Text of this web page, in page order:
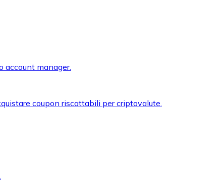
account manager.
coupon riscattabili per criptovalute.